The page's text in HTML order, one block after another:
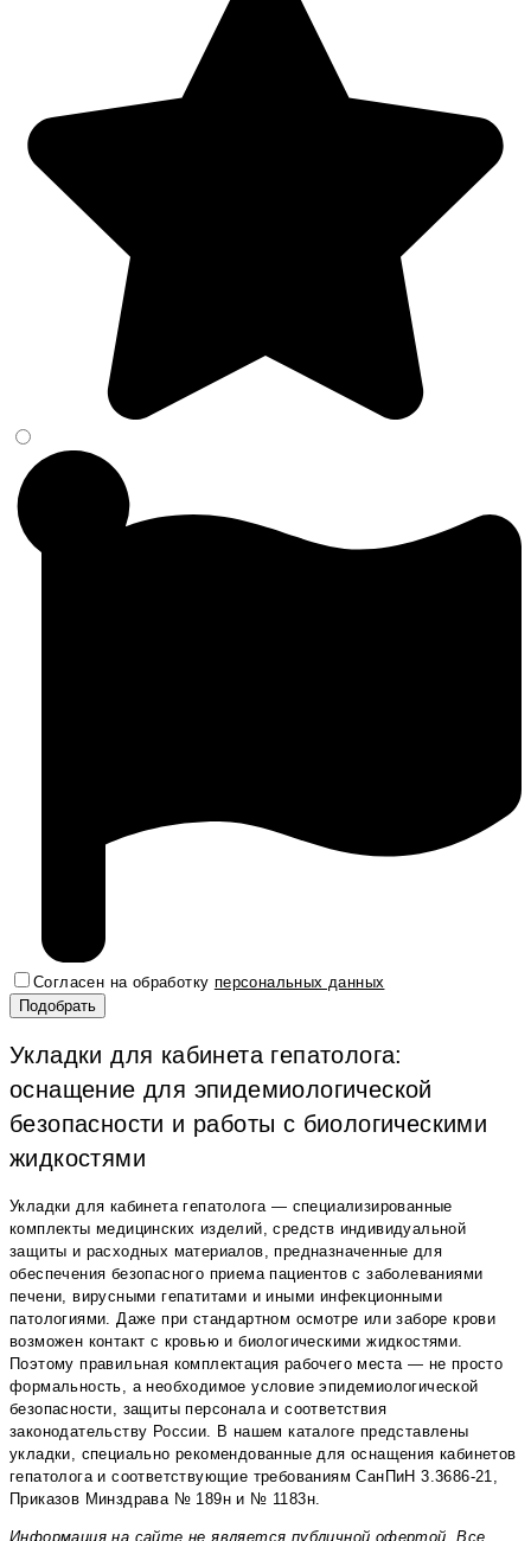
Согласен на обработку персональных данных
Укладки для кабинета гепатолога:
оснащение для эпидемиологической
безопасности и работы с биологическими
жидкостями
Укладки для кабинета гепатолога — специализированные
комплекты медицинских изделий, средств индивидуальной
защиты и расходных материалов, предназначенные для
обеспечения безопасного приема пациентов с заболеваниями
печени, вирусными гепатитами и иными инфекционными
патологиями. Даже при стандартном осмотре или заборе крови
возможен контакт с кровью и биологическими жидкостями.
Поэтому правильная комплектация рабочего места — не просто
формальность, а необходимое условие эпидемиологической
безопасности, защиты персонала и соответствия
законодательству России. В нашем каталоге представлены
укладки, специально рекомендованные для оснащения кабинетов
гепатолога и соответствующие требованиям СанПиН 3.3686-21,
Приказов Минздрава № 189н и № 1183н.
Информация на сайте не является публичной офертой. Все